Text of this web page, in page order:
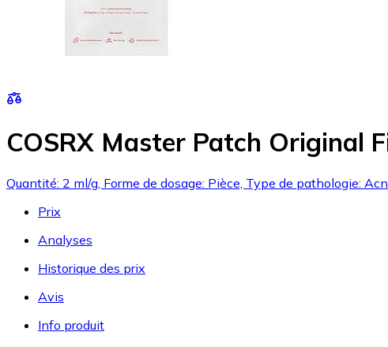
COSRX Master Patch Original
Quantité: 2 ml/g, Forme de dosage: Pièce, Type de pathologie:
Prix
Analyses
Historique des prix
Avis
Info produit